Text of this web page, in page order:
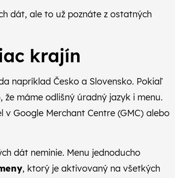
dát, ale to už poznáte z ostatných
krajín
napríklad Česko a Slovensko. Pokiaľ
máme odlišný úradný jazyk i menu.
Google Merchant Centre (GMC) alebo
dát neminie. Menu jednoducho
, ktorý je aktivovaný na všetkých